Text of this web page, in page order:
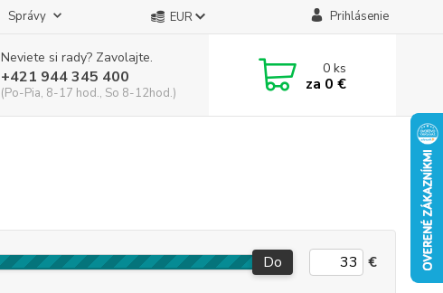
Správy EUR Prihlásenie
Neviete si rady? Zavolajte.
+421 944 345 400
(Po-Pia, 8-17 hod., So 8-12hod.)
0ks
za 0 €
Do €